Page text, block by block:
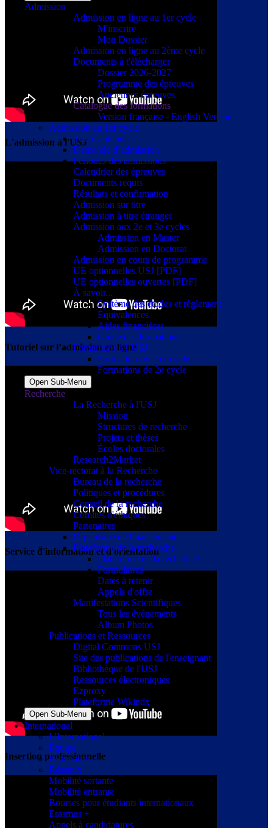
Admission
Admission en ligne au 1er cycle
M'inscrire
Mon Dossier
Admission en ligne au 2ème cycle
Documents à t'élécharger
Dossier 2026-2027
Programme des épreuves
Anciennes épreuves
Catalogue des formations
Version française - English Version
Admission au 1er cycle
Test d'aptitude
Demande d’admission
Périodes des admissions
Calendrier des épreuves
Documents requis
Résultats et confirmation
Admission sur titre
Admission à titre étranger
Admission aux 2e et 3e cycles
Admission en Master
Admission en Doctorat
Admission en cours de programme
UE optionnelles USJ [PDF]
UE optionnelles ouvertes [PDF]
À savoir...
Système des études et règlement
Équivalences
Aides financières
Guide des formations
Formations à l’USJ
Formations de 1er cycle
Formations de 2e cycle
Open Sub-Menu
Recherche
La Recherche à l'USJ
Mission
Structures de recherche
Projets et thèses
Écoles doctorales
Research2Market
Vice-rectorat à la Recherche
Bureau de la recherche
Politiques et procédures
Conseil de la recherche
Comités d'éthiques
Partenaires
Organisme de financement
Plateforme de la recherche
Plateforme de la recherche
Formulaires
Dates à retenir
Appels d'offre
Manifestations Scientifiques
Tous les événements
Album Photos
Publications et Ressources
Digital Commons USJ
Site des publications de l'enseignant
Bibliothèque de l'USJ
Ressources électroniques
Ezproxy
Plateforme Wikindx
Open Sub-Menu
International
L'International
Équipe
Partenaires
Réseaux
Mobilité sortante
Mobilité entrante
Bourses pour étudiants internationaux
Erasmus +
Appels à candidatures
L'admission à l'USJ
Tutoriel sur l’admission en ligne
Service d'information et d'orientation
Insertion professionnelle